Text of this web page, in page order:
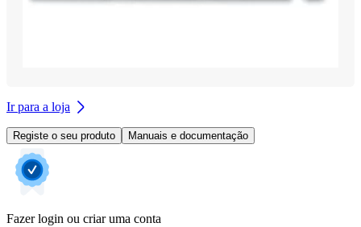
Ir para a loja
Registe o seu produto Manuais e documentação
Fazer login ou criar uma conta